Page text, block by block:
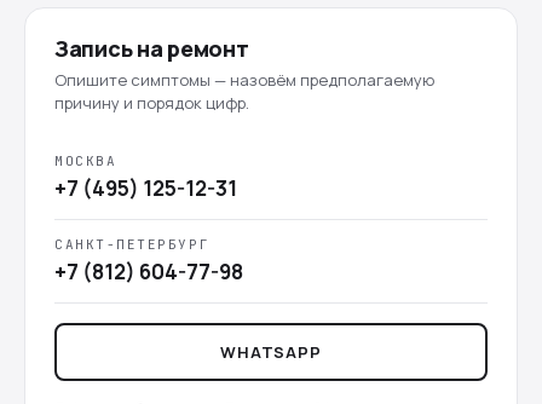
Запись на ремонт
Опишите симптомы — назовём предполагаемую
причину и порядок цифр.
МОСКВА
+7 (495) 125-12-31
САНКТ-ПЕТЕРБУРГ
+7 (812) 604-77-98
WHATSAPP